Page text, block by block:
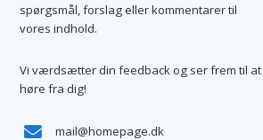
spørgsmål, forslag eller kommentarer til
vores indhold.
Vi værdsætter din feedback og ser frem til at
høre fra dig!
mail@homepage.dk